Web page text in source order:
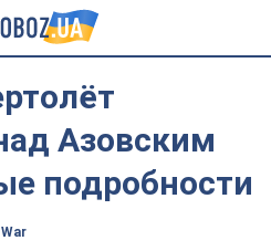
Азовским
подробности
War